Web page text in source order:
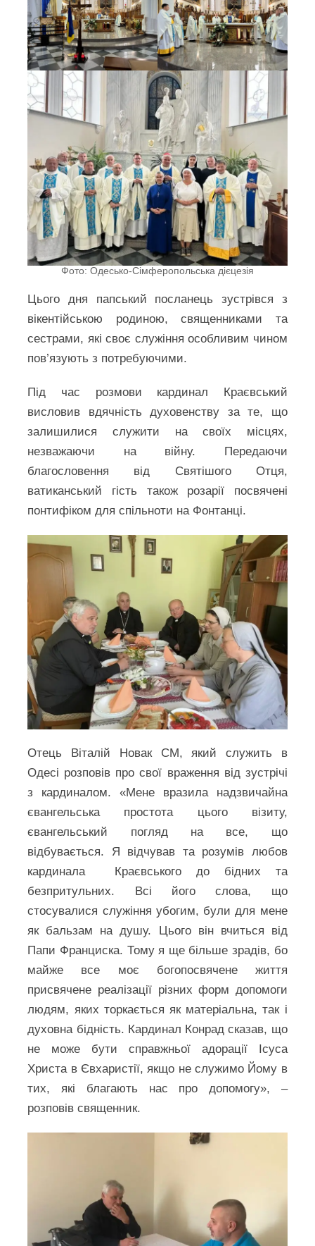
Фото: Одесько-Сімферопольська дієцезія
Цього дня папський посланець зустрівся з
вікентійською родиною, священниками та
сестрами, які своє служіння особливим чином
пов’язують з потребуючими.
Під час розмови кардинал Краєвський
висловив вдячність духовенству за те, що
залишилися служити на своїх місцях,
незважаючи на війну. Передаючи
благословення від Святішого Отця,
ватиканський гість також розарії посвячені
понтифіком для спільноти на Фонтанці.
Отець Віталій Новак СМ, який служить в
Одесі розповів про свої враження від зустрічі
з кардиналом. «Мене вразила надзвичайна
євангельська простота цього візиту,
євангельський погляд на все, що
відбувається. Я відчував та розумів любов
кардинала Краєвського до бідних та
безпритульних. Всі його слова, що
стосувалися служіння убогим, були для мене
як бальзам на душу. Цього він вчиться від
Папи Франциска. Тому я ще більше зрадів, бо
майже все моє богопосвячене життя
присвячене реалізації різних форм допомоги
людям, яких торкається як матеріальна, так і
духовна бідність. Кардинал Конрад сказав, що
не може бути справжньої адорації Ісуса
Христа в Євхаристії, якщо не служимо Йому в
тих, які благають нас про допомогу», –
розповів священник.